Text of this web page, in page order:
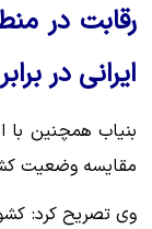
رقابت در
ایرانی در
بنیاب همچنین با
مقایسه وضعیت
وی تصریح کرد: